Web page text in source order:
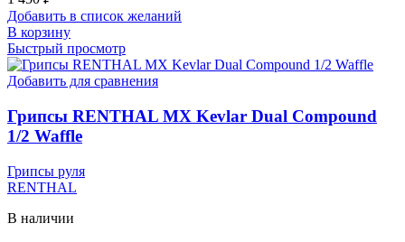
Добавить в список желаний
В корзину
Быстрый просмотр
Добавить для сравнения
Грипсы RENTHAL MX Kevlar Dual Compound
1/2 Waffle
Грипсы руля
RENTHAL
В наличии